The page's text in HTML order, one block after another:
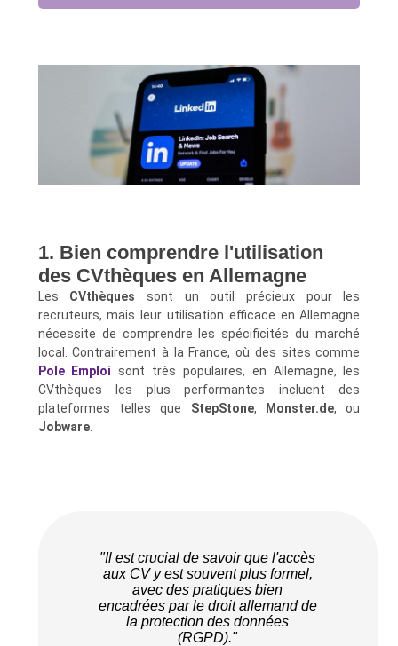
1. Bien comprendre l'utilisation
des CVthèques en Allemagne
Les CVthèques sont un outil précieux pour les
recruteurs, mais leur utilisation efficace en Allemagne
nécessite de comprendre les spécificités du marché
local. Contrairement à la France, où des sites comme
Pole Emploi sont très populaires, en Allemagne, les
CVthèques les plus performantes incluent des
plateformes telles que StepStone, Monster.de, ou
Jobware.
"Il est crucial de savoir que l'accès
aux CV y est souvent plus formel,
avec des pratiques bien
encadrées par le droit allemand de
la protection des données
(RGPD)."